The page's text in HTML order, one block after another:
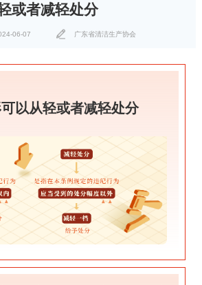
或者减轻处分
06-07 广东省清洁生产协会
以从轻或者减轻处分